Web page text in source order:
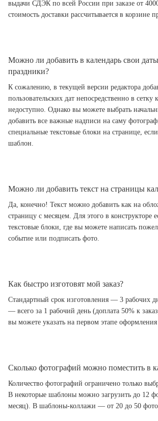
выдачи СДЭК по всей России при заказе от
стоимость доставки рассчитывается в корзине
Можно ли добавить в календарь свои
праздники?
К сожалению, в текущей версии редактора
пользовательских дат непосредственно в сетку
недоступно. Однако вы можете выбрать
добавить все важные надписи на саму
специальные текстовые блоки на странице,
шаблон.
Можно ли добавить текст на страницы
Да, конечно! Текст можно добавить как на
страницу с месяцем. Для этого в конструкторе
текстовые блоки, где вы можете написать
событие или подписать фото.
Как быстро изготовят мой заказ?
Стандартный срок изготовления — 3 рабочих
— всего за 1 рабочий день (доплата 50% к
вы можете указать на первом этапе оформления
Сколько фотографий можно поместить в
Количество фотографий ограничено только
В некоторые шаблоны можно загрузить до 12
месяц). В шаблоны-коллажи — от 20 до 50 фото